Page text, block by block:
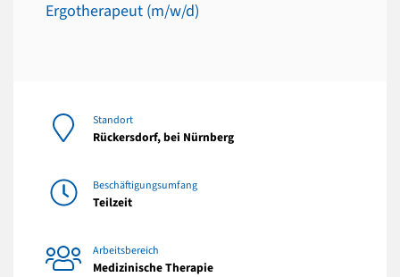
Ergotherapeut (m/w/d)
Standort
Rückersdorf, bei Nürnberg
Beschäftigungsumfang
Teilzeit
Arbeitsbereich
Medizinische Therapie